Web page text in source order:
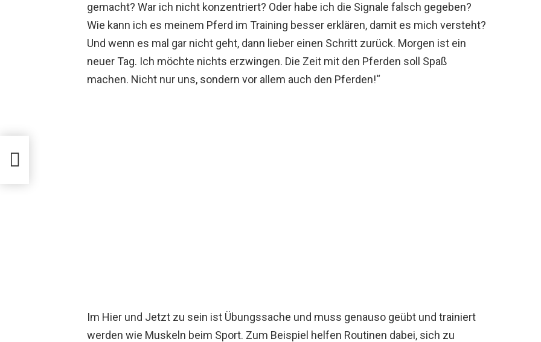
gemacht? War ich nicht konzentriert? Oder habe ich die Signale falsch gegeben?
Wie kann ich es meinem Pferd im Training besser erklären, damit es mich versteht?
Und wenn es mal gar nicht geht, dann lieber einen Schritt zurück. Morgen ist ein
neuer Tag. Ich möchte nichts erzwingen. Die Zeit mit den Pferden soll Spaß
machen. Nicht nur uns, sondern vor allem auch den Pferden!“
Im Hier und Jetzt zu sein ist Übungssache und muss genauso geübt und trainiert
werden wie Muskeln beim Sport. Zum Beispiel helfen Routinen dabei, sich zu